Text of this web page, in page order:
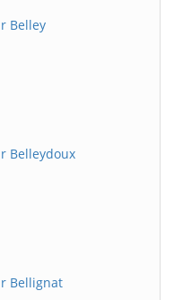
Belley
Belleydoux
Bellignat